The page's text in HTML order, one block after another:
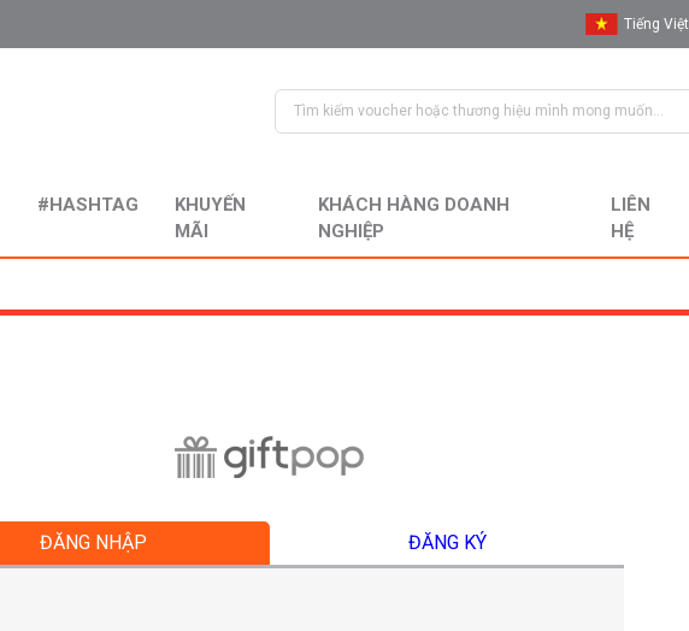
Tiếng Việt
English
#HASHTAG
KHUYẾN
MÃI
KHÁCH HÀNG DOANH
NGHIỆP
LIÊN
HỆ
ĐĂNG NHẬP ĐĂNG KÝ